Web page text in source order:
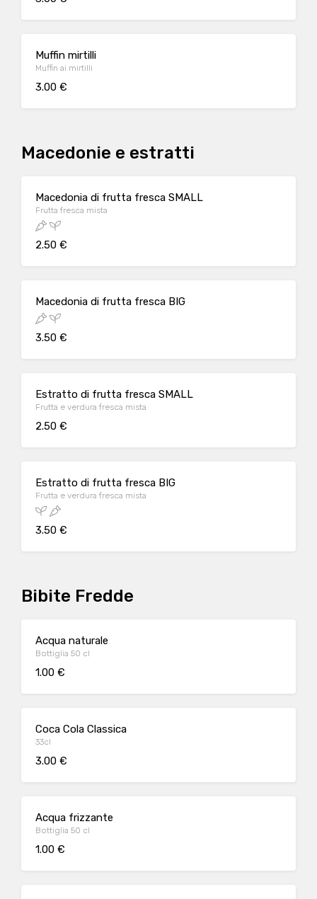
Muffin mirtilli
Muffin ai mirtilli
3.00 €
Macedonie e estratti
Macedonia di frutta fresca SMALL
Frutta fresca mista
2.50 €
Macedonia di frutta fresca BIG
3.50 €
Estratto di frutta fresca SMALL
Frutta e verdura fresca mista
2.50 €
Estratto di frutta fresca BIG
Frutta e verdura fresca mista
3.50 €
Bibite Fredde
Acqua naturale
Bottiglia 50 cl
1.00 €
Coca Cola Classica
33cl
3.00 €
Acqua frizzante
Bottiglia 50 cl
1.00 €